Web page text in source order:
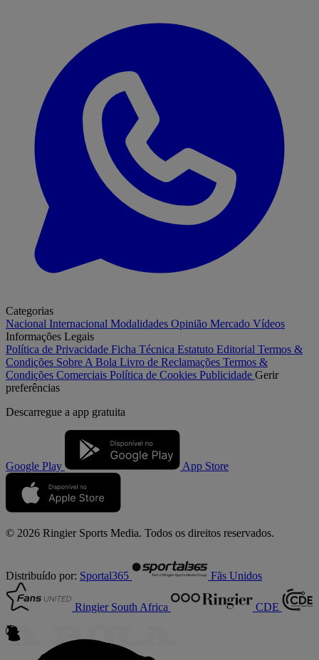
Categorias
Nacional Internacional Modalidades Opinião Mercado Vídeos
Informações Legais
Política de Privacidade Ficha Técnica Estatuto Editorial Termos &
Condições Sobre A Bola Livro de Reclamações Termos &
Condições Comerciais Política de Cookies Publicidade Gerir
preferências
Descarregue a app gratuita
Google Play App Store
© 2026 Ringier Sports Media. Todos os direitos reservados.
Distribuído por: Sportal365 Fãs Unidos
Ringier South Africa CDE